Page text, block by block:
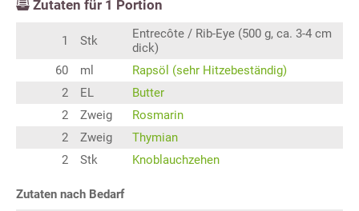
Zutaten für 1 Portion
1 Stk
Entrecôte / Rib-Eye (500 g, ca. 3-4 cm
dick)
60
ml
Rapsöl (sehr Hitzebeständig)
2
EL
Butter
2
Zweig
Rosmarin
2
Zweig
Thymian
2
Stk Knoblauchzehen
Zutaten nach Bedarf